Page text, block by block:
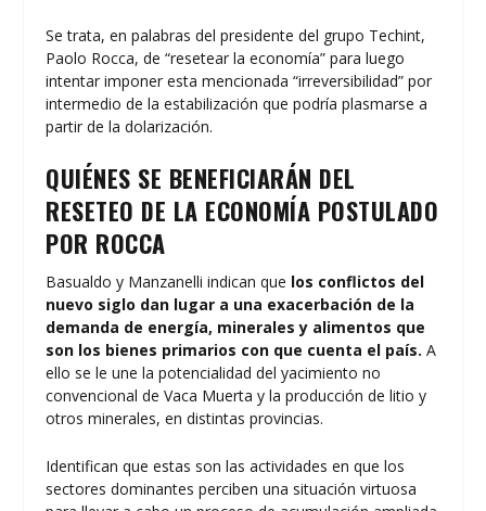
Se trata, en palabras del presidente del grupo Techint,
Paolo Rocca, de “resetear la economía” para luego
intentar imponer esta mencionada “irreversibilidad” por
intermedio de la estabilización que podría plasmarse a
partir de la dolarización.
QUIÉNES SE BENEFICIARÁN DEL
RESETEO DE LA ECONOMÍA POSTULADO
POR ROCCA
Basualdo y Manzanelli indican que los conflictos del
nuevo siglo dan lugar a una exacerbación de la
demanda de energía, minerales y alimentos que
son los bienes primarios con que cuenta el país. A
ello se le une la potencialidad del yacimiento no
convencional de Vaca Muerta y la producción de litio y
otros minerales, en distintas provincias.
Identifican que estas son las actividades en que los
sectores dominantes perciben una situación virtuosa